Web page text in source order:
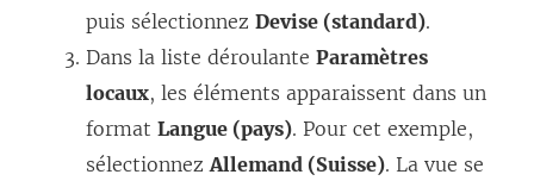
puis sélectionnez Devise (standard).
Dans la liste déroulante Paramètres
locaux, les éléments apparaissent dans un
format Langue (pays). Pour cet exemple,
sélectionnezAllemand (Suisse). La vue se